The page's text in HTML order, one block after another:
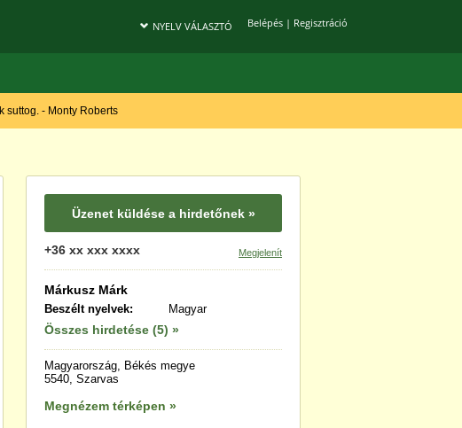
Belépés| Regisztráció
NYELV VÁLASZTÓ
suttog. - Monty Roberts
Üzenet küldése a hirdetőnek »
+36 xx xxx xxxx Megjelenít
Márkusz Márk
Beszélt nyelvek: Magyar
Összes hirdetése (5) »
Magyarország, Békés megye
5540, Szarvas
Megnézem térképen »